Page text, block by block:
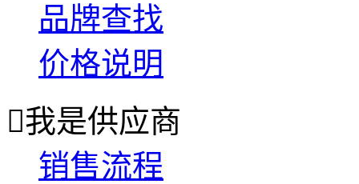
品牌查找
价格说明
我是供应商
销售流程